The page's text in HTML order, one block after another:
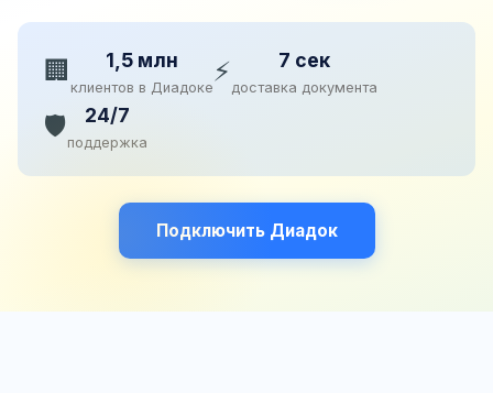
🏢 1,5 млн
клиентов в Диадоке⚡ 7 сек
доставка документа
🛡️ 24/7
поддержка
Подключить Диадок